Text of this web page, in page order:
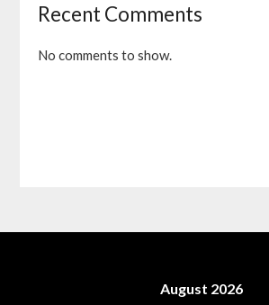
Recent Comments
No comments to show.
August 2026